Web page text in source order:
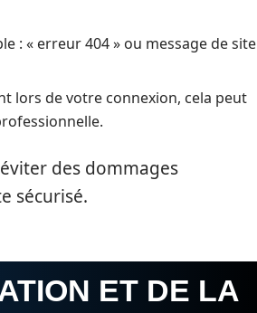
: « erreur 404 » ou message de site
lors de votre connexion, cela peut
des dommages
sécurisé.
ET DE LA